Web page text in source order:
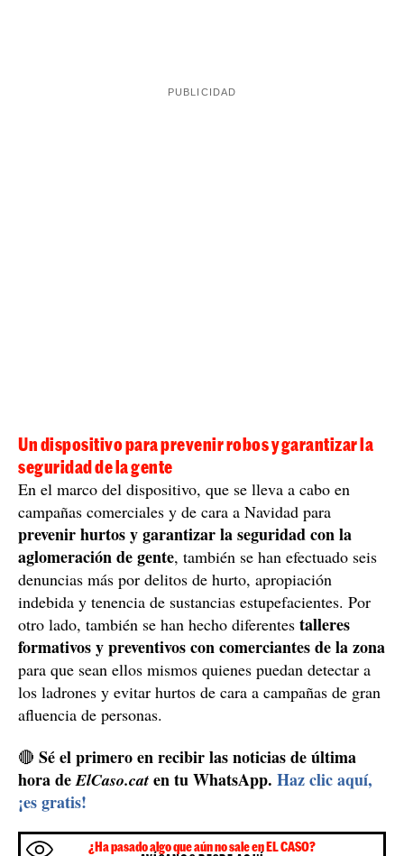
Un dispositivo para prevenir robos y garantizar la
seguridad de la gente
En el marco del dispositivo, que se lleva a cabo en
campañas comerciales y de cara a Navidad para
prevenir hurtos y garantizar la seguridad con la
aglomeración de gente, también se han efectuado seis
denuncias más por delitos de hurto, apropiación
indebida y tenencia de sustancias estupefacientes. Por
otro lado, también se han hecho diferentes talleres
formativos y preventivos con comerciantes de la zona
para que sean ellos mismos quienes puedan detectar a
los ladrones y evitar hurtos de cara a campañas de gran
afluencia de personas.
🔴 Sé el primero en recibir las noticias de última
hora deElCaso.cat en tu WhatsApp. Haz clic aquí,
¡es gratis!
¿Ha pasado algo que aún no sale en EL CASO?